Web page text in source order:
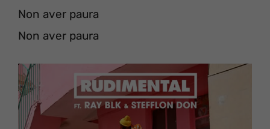
Non aver paura
Non aver paura